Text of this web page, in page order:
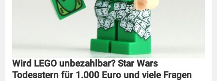
Wird LEGO unbezahlbar? Star Wars
Todesstern für 1.000 Euro und viele Fragen